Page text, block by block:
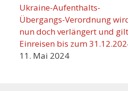
Ukraine-Aufenthalts-
Übergangs-Verordnung
nun doch verlängert und
Einreisen bis zum
11. Mai 2024